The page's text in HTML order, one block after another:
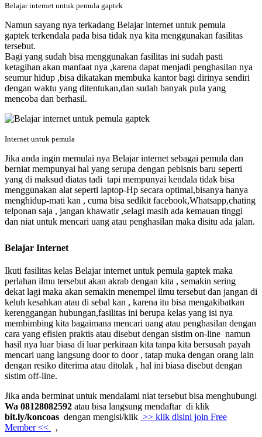
Belajar internet untuk pemula gaptek
Namun sayang nya terkadang Belajar internet untuk pemula
gaptek terkendala pada bisa tidak nya kita menggunakan fasilitas
tersebut.
Bagi yang sudah bisa menggunakan fasilitas ini sudah pasti
ketagihan akan manfaat nya ,karena dapat menjadi penghasilan nya
seumur hidup ,bisa dikatakan membuka kantor bagi dirinya sendiri
dengan waktu yang ditentukan,dan sudah banyak pula yang
mencoba dan berhasil.
Internet untuk pemula
Jika anda ingin memulai nya Belajar internet sebagai pemula dan
berniat mempunyai hal yang serupa dengan pebisnis baru seperti
yang di maksud diatas tadi tapi mempunyai kendala tidak bisa
menggunakan alat seperti laptop-Hp secara optimal,bisanya hanya
menghidup-mati kan , cuma bisa sedikit facebook,Whatsapp,chating
telponan saja , jangan khawatir ,selagi masih ada kemauan tinggi
dan niat untuk mencari uang atau penghasilan maka disitu ada jalan.
Belajar Internet
Ikuti fasilitas kelas Belajar internet untuk pemula gaptek maka
perlahan ilmu tersebut akan akrab dengan kita , semakin sering
dekat lagi maka akan semakin menempel ilmu tersebut dan jangan di
keluh kesahkan atau di sebal kan , karena itu bisa mengakibatkan
kerenggangan hubungan,fasilitas ini berupa kelas yang isi nya
membimbing kita bagaimana mencari uang atau penghasilan dengan
cara yang efisien praktis atau disebut dengan sistim on-line namun
hasil nya luar biasa di luar perkiraan kita tanpa kita bersusah payah
mencari uang langsung door to door , tatap muka dengan orang lain
dengan resiko diterima atau ditolak , hal ini biasa disebut dengan
sistim off-line.
Jika anda berminat untuk mendalami niat tersebut bisa menghubungi
Wa 08128082592 atau bisa langsung mendaftar di klik
bit.ly/koncoas dengan mengisi/klik >> klik disini join Free
Member <<
,